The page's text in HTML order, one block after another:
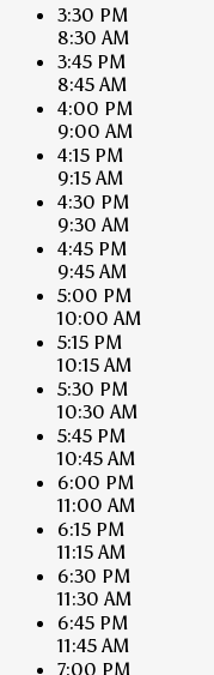
3:30 PM
8:30 AM
3:45 PM
8:45 AM
4:00 PM
9:00 AM
4:15 PM
9:15 AM
4:30 PM
9:30 AM
4:45 PM
9:45 AM
5:00 PM
10:00 AM
5:15 PM
10:15 AM
5:30 PM
10:30 AM
5:45 PM
10:45 AM
6:00 PM
11:00 AM
6:15 PM
11:15 AM
6:30 PM
11:30 AM
6:45 PM
11:45 AM
7:00 PM